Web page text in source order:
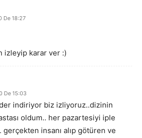
De 18:27
izleyip karar ver :)
De 15:03
indiriyor biz izliyoruz..dizinin
oldum.. her pazartesiyi iple
insanı alıp götüren ve